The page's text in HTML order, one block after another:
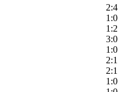
2:4
1:0
1:2
3:0
1:0
2:1
2:1
1:0